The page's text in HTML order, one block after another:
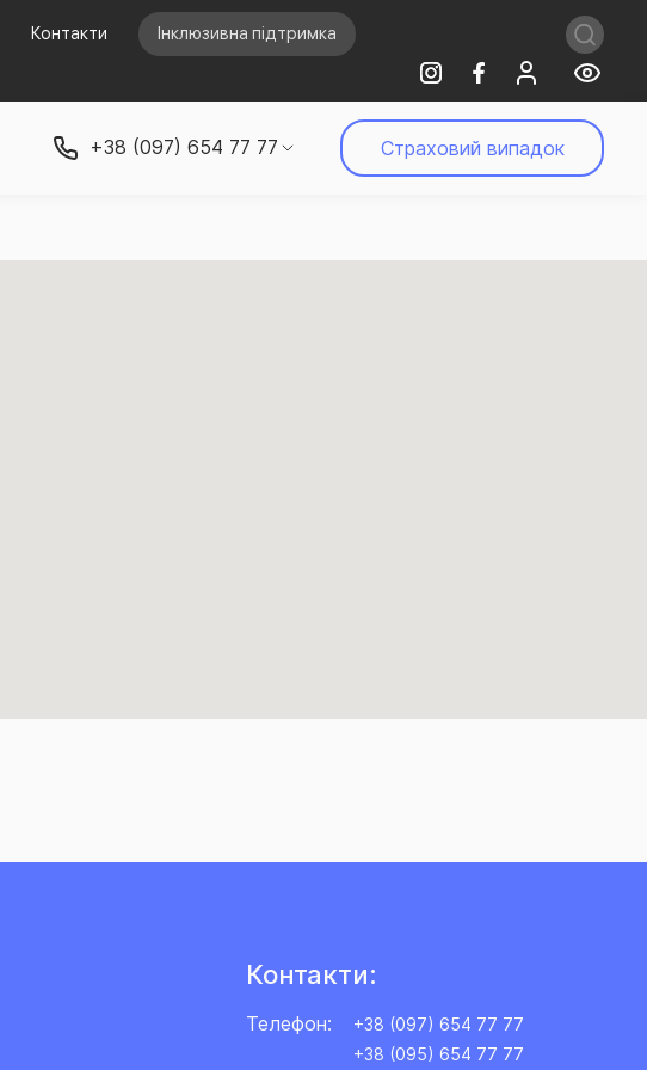
Контакти Інклюзивна підтримка
+38 (097) 654 77 77 Страховий випадок
Контакти:
Телефон:
+38 (097) 654 77 77
+38 (095) 654 77 77